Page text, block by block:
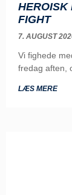
HEROISK
FIGHT
7. AUGUST
Vi fighede
fredag aften,
LÆS MERE